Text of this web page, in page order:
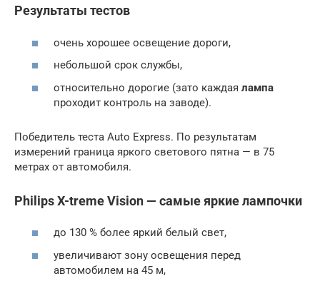
Результаты тестов
очень хорошее освещение дороги,
небольшой срок службы,
относительно дорогие (зато каждая лампа
проходит контроль на заводе).
Победитель теста Auto Express. По результатам
измерений граница яркого светового пятна — в 75
метрах от автомобиля.
Philips X-treme Vision — самые яркие лампочки
до 130 % более яркий белый свет,
увеличивают зону освещения перед
автомобилем на 45 м,